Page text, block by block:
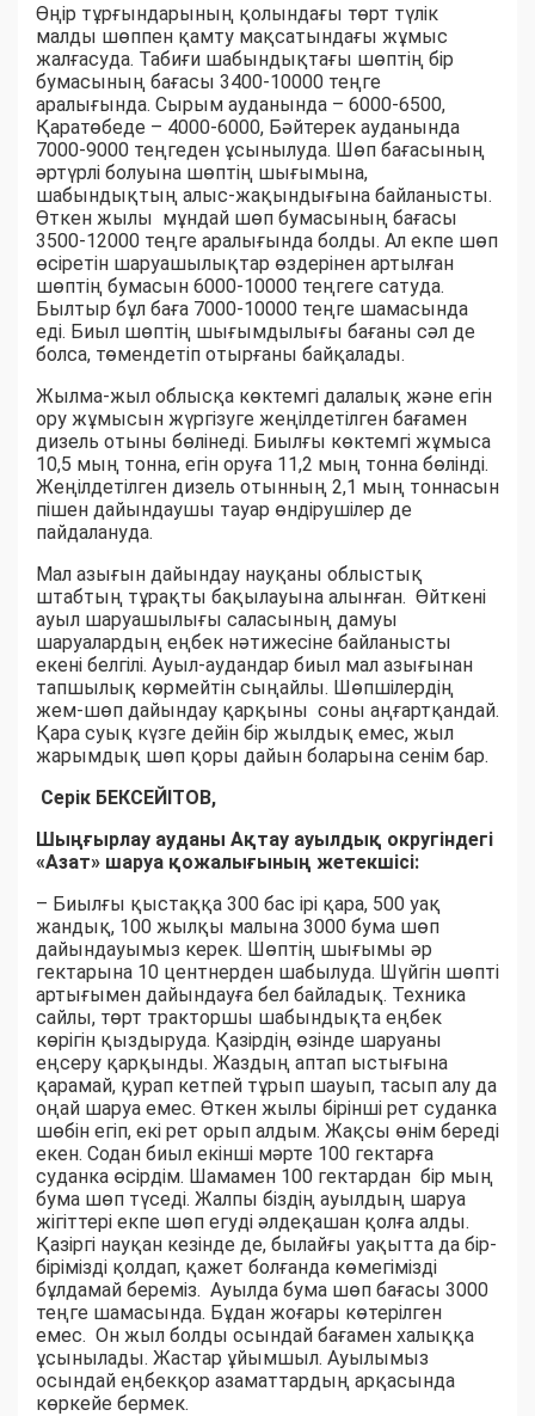
Өңір тұрғындарының қолындағы төрт түлік
малды шөппен қамту мақсатындағы жұмыс
жалғасуда. Табиғи шабындықтағы шөптің бір
бумасының бағасы 3400-10000 теңге
аралығында. Сырым ауданында – 6000-6500,
Қаратөбеде – 4000-6000, Бәйтерек ауданында
7000-9000 теңгеден ұсынылуда. Шөп бағасының
әртүрлі болуына шөптің шығымына,
шабындықтың алыс-жақындығына байланысты.
Өткен жылы мұндай шөп бумасының бағасы
3500-12000 теңге аралығында болды. Ал екпе шөп
өсіретін шаруашылықтар өздерінен артылған
шөптің бумасын 6000-10000 теңгеге сатуда.
Былтыр бұл баға 7000-10000 теңге шамасында
еді. Биыл шөптің шығымдылығы бағаны сәл де
болса, төмендетіп отырғаны байқалады.
Жылма-жыл облысқа көктемгі далалық және егін
ору жұмысын жүргізуге жеңілдетілген бағамен
дизель отыны бөлінеді. Биылғы көктемгі жұмыса
10,5 мың тонна, егін оруға 11,2 мың тонна бөлінді.
Жеңілдетілген дизель отынның 2,1 мың тоннасын
пішен дайындаушы тауар өндірушілер де
пайдалануда.
Мал азығын дайындау науқаны облыстық
штабтың тұрақты бақылауына алынған. Өйткені
ауыл шаруашылығы саласының дамуы
шаруалардың еңбек нәтижесіне байланысты
екені белгілі. Ауыл-аудандар биыл мал азығынан
тапшылық көрмейтін сыңайлы. Шөпшілердің
жем-шөп дайындау қарқыны соны аңғартқандай.
Қара суық күзге дейін бір жылдық емес, жыл
жарымдық шөп қоры дайын боларына сенім бар.
Серік БЕКСЕЙІТОВ,
Шыңғырлау ауданы Ақтау ауылдық округіндегі
«Азат» шаруа қожалығының жетекшісі:
– Биылғы қыстаққа 300 бас ірі қара, 500 уақ
жандық, 100 жылқы малына 3000 бума шөп
дайындауымыз керек. Шөптің шығымы әр
гектарына 10 центнерден шабылуда. Шүйгін шөпті
артығымен дайындауға бел байладық. Техника
сайлы, төрт тракторшы шабындықта еңбек
көрігін қыздыруда. Қазірдің өзінде шаруаны
еңсеру қарқынды. Жаздың аптап ыстығына
қарамай, қурап кетпей тұрып шауып, тасып алу да
оңай шаруа емес. Өткен жылы бірінші рет суданка
шөбін егіп, екі рет орып алдым. Жақсы өнім береді
екен. Содан биыл екінші мәрте 100 гектарға
суданка өсірдім. Шамамен 100 гектардан бір мың
бума шөп түседі. Жалпы біздің ауылдың шаруа
жігіттері екпе шөп егуді әлдеқашан қолға алды.
Қазіргі науқан кезінде де, былайғы уақытта да бір-
бірімізді қолдап, қажет болғанда көмегімізді
бұлдамай береміз. Ауылда бума шөп бағасы 3000
теңге шамасында. Бұдан жоғары көтерілген
емес. Он жыл болды осындай бағамен халыққа
ұсынылады. Жастар ұйымшыл. Ауылымыз
осындай еңбекқор азаматтардың арқасында
көркейе бермек.